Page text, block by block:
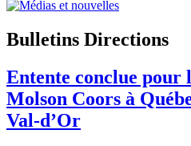
Bulletins Directions
Entente conclue pour
Molson Coors à
Val-d’Or